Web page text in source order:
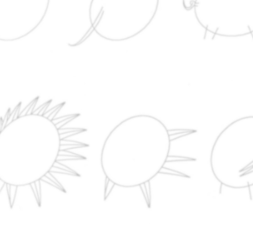
Un hombre asesina a su
comercial de Murcia y se da a
cambio de apoyos, según The
Felipe VI recibirá mañana
de Ceuta para mostrar el
cruce masivo de personas a